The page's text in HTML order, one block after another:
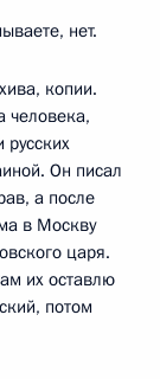
нет.
копии.
человека,
русских
Он писал
а после
в Москву
царя.
их оставлю
потом